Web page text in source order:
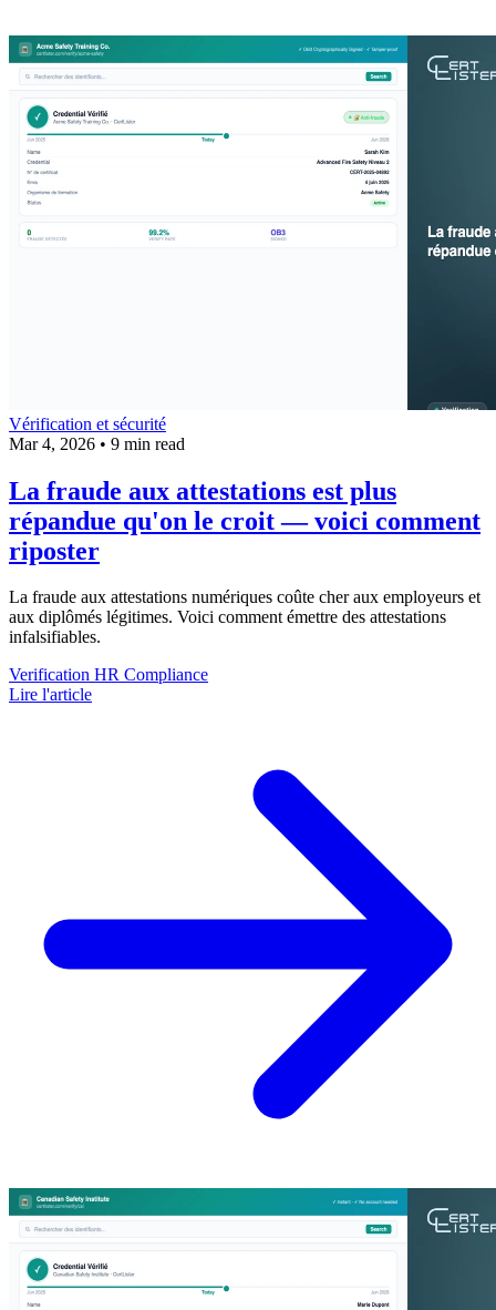
Vérification et sécurité
Mar 4, 2026 • 9 min read
La fraude aux attestations est plus
répandue qu'on le croit — voici comment
riposter
La fraude aux attestations numériques coûte cher aux employeurs et
aux diplômés légitimes. Voici comment émettre des attestations
infalsifiables.
Verification HR Compliance
Lire l'article